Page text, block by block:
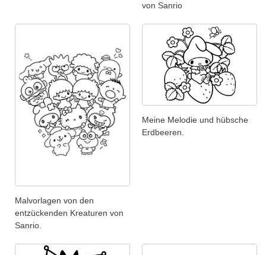
von Sanrio
Malvorlagen von den
entzückenden Kreaturen von
Sanrio.
Meine Melodie und hübsche
Erdbeeren.